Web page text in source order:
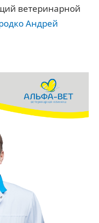
ветеринарной
Андрей